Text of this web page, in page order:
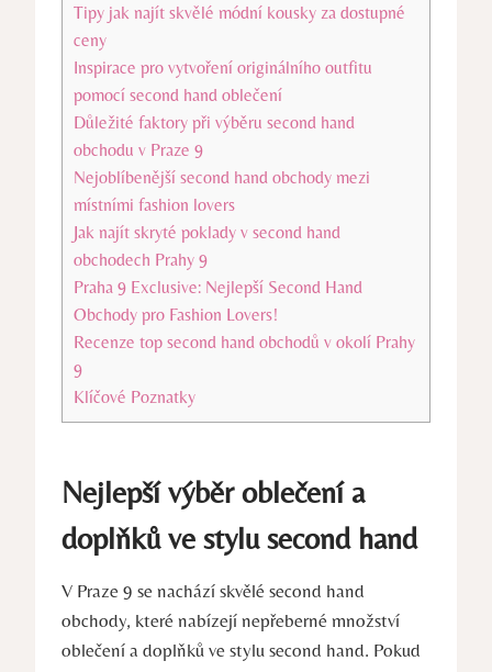
Tipy jak najít skvělé módní kousky za dostupné
ceny
Inspirace pro vytvoření originálního outfitu
pomocí second hand oblečení
Důležité faktory při výběru second hand
obchodu v Praze 9
Nejoblíbenější second hand obchody mezi
místními fashion lovers
Jak najít skryté poklady v second hand
obchodech Prahy 9
Praha 9 Exclusive: Nejlepší Second Hand
Obchody pro Fashion Lovers!
Recenze top second hand obchodů v okolí Prahy
9
Klíčové Poznatky
Nejlepší výběr oblečení a
doplňků ve stylu second hand
V Praze 9 se nachází skvělé second hand
obchody, které nabízejí nepřeberné množství
oblečení a doplňků ve stylu second hand. Pokud